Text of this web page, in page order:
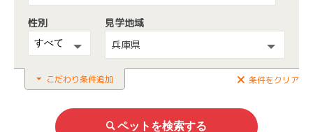
性別
見学地域
兵庫県
こだわり条件追加 条件をクリア